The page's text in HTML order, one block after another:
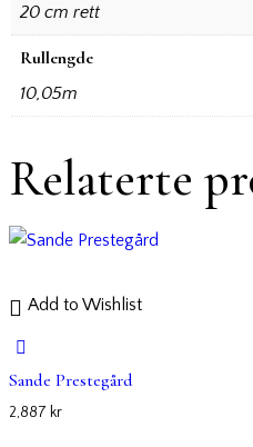
20 cm rett
Rullengde
10,05m
Relaterte
Add to Wishlist
Sande Prestegård
2,887 kr